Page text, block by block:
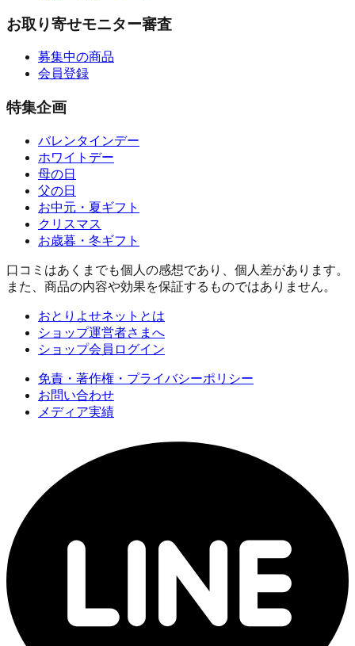
お取り寄せモニター審査
募集中の商品
会員登録
特集企画
バレンタインデー
ホワイトデー
母の日
父の日
お中元・夏ギフト
クリスマス
お歳暮・冬ギフト
口コミはあくまでも個人の感想であり、個人差があります。
また、商品の内容や効果を保証するものではありません。
おとりよせネットとは
ショップ運営者さまへ
ショップ会員ログイン
免責・著作権・プライバシーポリシー
お問い合わせ
メディア実績